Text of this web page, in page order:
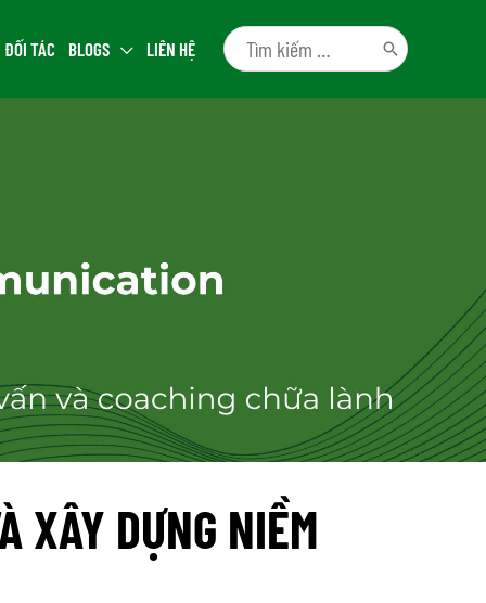
ĐỐI TÁC BLOGS LIÊN HỆ
XÂY DỰNG NIỀM